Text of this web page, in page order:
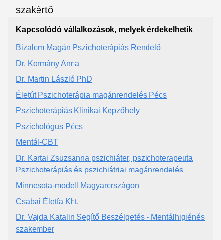
Kapcsolódó vállalkozások, melyek érdekelhetik
Bizalom Magán Pszichoterápiás Rendelő
Dr. Kormány Anna
Dr. Martin László PhD
Életút Pszichoterápia magánrendelés Pécs
Pszichoterápiás Klinikai Képzőhely
Pszichológus Pécs
Mentál-CBT
Dr. Kartai Zsuzsanna pszichiáter, pszichoterapeuta
Pszichoterápiás és pszichiátriai magánrendelés
Minnesota-modell Magyarországon
Csabai Életfa Kht.
Dr. Vajda Katalin Segítő Beszélgetés - Mentálhigiénés
szakember